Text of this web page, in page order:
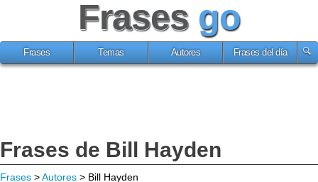
Frases go
Frases Temas Autores Frases del día
Frases de Bill Hayden
Frases >Autores > Bill Hayden